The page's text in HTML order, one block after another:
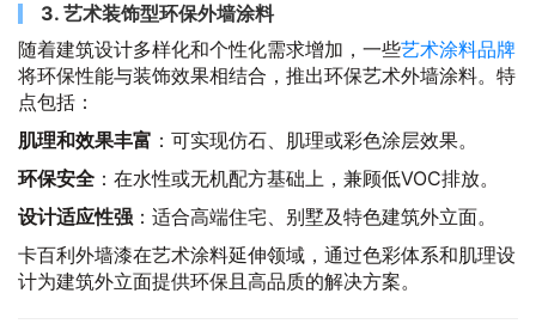
3. 艺术装饰型环保外墙涂料
随着建筑设计多样化和个性化需求增加，一些艺术涂料品牌
将环保性能与装饰效果相结合，推出环保艺术外墙涂料。特
点包括：
肌理和效果丰富 ：可实现仿石、肌理或彩色涂层效果。
环保安全 ：在水性或无机配方基础上，兼顾低VOC排放。
设计适应性强 ：适合高端住宅、别墅及特色建筑外立面。
卡百利外墙漆在艺术涂料延伸领域，通过色彩体系和肌理设
计为建筑外立面提供环保且高品质的解决方案。